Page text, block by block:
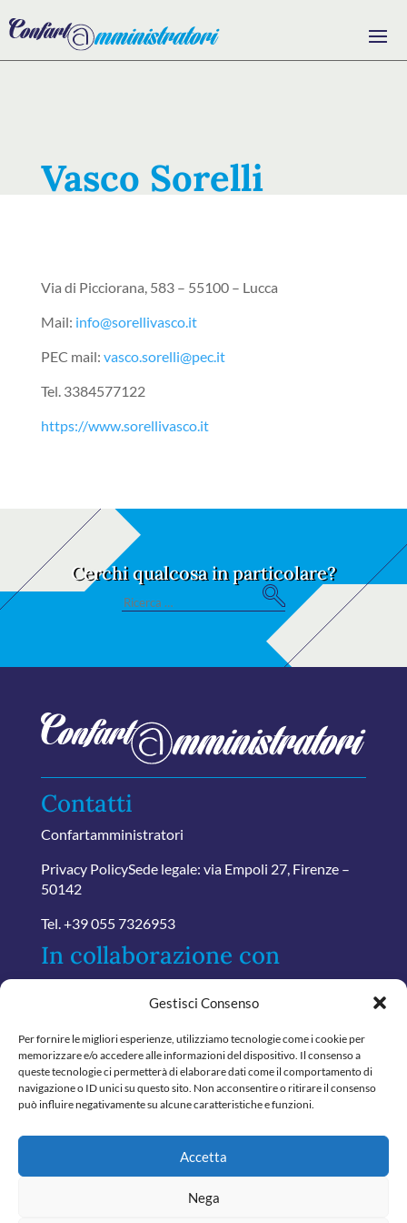
Gestisci Consenso
Per fornire le migliori esperienze, utilizziamo tecnologie come i cookie per
memorizzare e/o accedere alle informazioni del dispositivo. Il consenso a
queste tecnologie ci permetterà di elaborare dati come il comportamento di
navigazione o ID unici su questo sito. Non acconsentire o ritirare il consenso
può influire negativamente su alcune caratteristiche e funzioni.
Accetta
Nega
Vasco Sorelli
Via di Picciorana, 583 – 55100 – Lucca
Mail: info@sorellivasco.it
PEC mail: vasco.sorelli@pec.it
Tel. 3384577122
https://www.sorellivasco.it
Cerchi qualcosa in particolare?
Search
S
e
ch
Contatti
Confartamministratori
Privacy PolicySede legale: via Empoli 27, Firenze –
50142
Tel. +39 055 7326953
In collaborazione con